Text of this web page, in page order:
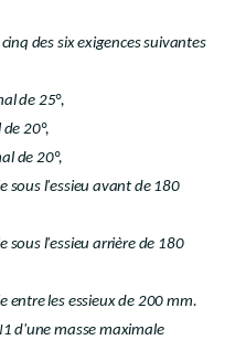
des six exigences suivantes
de 25°,
20°,
de 20°,
sous l'essieu avant de 180
sous l'essieu arrière de 180
entre les essieux de 200 mm.
d'une masse maximale